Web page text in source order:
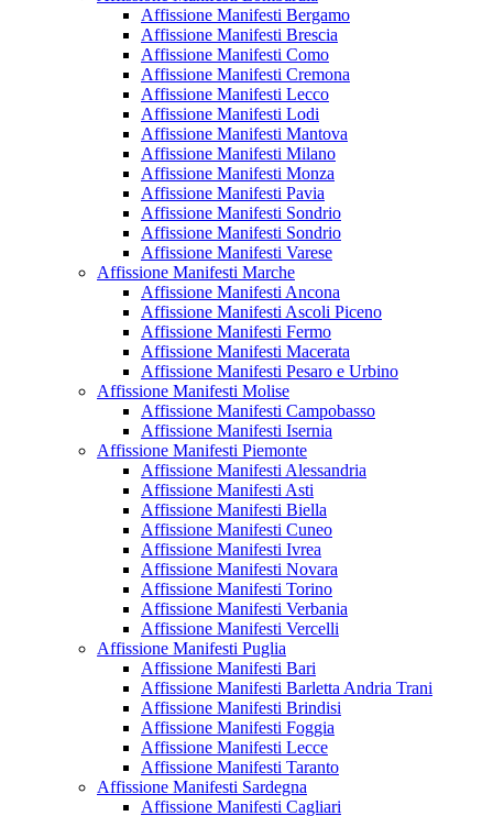
Affissione Manifesti Bergamo
Affissione Manifesti Brescia
Affissione Manifesti Como
Affissione Manifesti Cremona
Affissione Manifesti Lecco
Affissione Manifesti Lodi
Affissione Manifesti Mantova
Affissione Manifesti Milano
Affissione Manifesti Monza
Affissione Manifesti Pavia
Affissione Manifesti Sondrio
Affissione Manifesti Sondrio
Affissione Manifesti Varese
Affissione Manifesti Marche
Affissione Manifesti Ancona
Affissione Manifesti Ascoli Piceno
Affissione Manifesti Fermo
Affissione Manifesti Macerata
Affissione Manifesti Pesaro e Urbino
Affissione Manifesti Molise
Affissione Manifesti Campobasso
Affissione Manifesti Isernia
Affissione Manifesti Piemonte
Affissione Manifesti Alessandria
Affissione Manifesti Asti
Affissione Manifesti Biella
Affissione Manifesti Cuneo
Affissione Manifesti Ivrea
Affissione Manifesti Novara
Affissione Manifesti Torino
Affissione Manifesti Verbania
Affissione Manifesti Vercelli
Affissione Manifesti Puglia
Affissione Manifesti Bari
Affissione Manifesti Barletta Andria Trani
Affissione Manifesti Brindisi
Affissione Manifesti Foggia
Affissione Manifesti Lecce
Affissione Manifesti Taranto
Affissione Manifesti Sardegna
Affissione Manifesti Cagliari